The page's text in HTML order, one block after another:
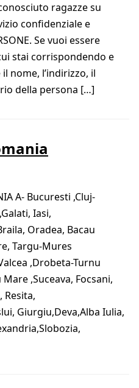
ragazze su
confidenziale e
Se vuoi essere
stai corrispondendo e
nome, l’indirizzo, il
della persona […]
A- Bucuresti ,Cluj-
Iasi,
Oradea, Bacau
Targu-Mures
,Drobeta-Turnu
,Suceava, Focsani,
Resita,
Giurgiu,Deva,Alba Iulia,